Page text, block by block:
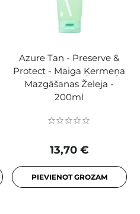
Azure Tan - Preserve &
Protect - Maiga Ķermeņa
Mazgāšanas Želeja -
200ml
13,70 €
PIEVIENOT GROZAM